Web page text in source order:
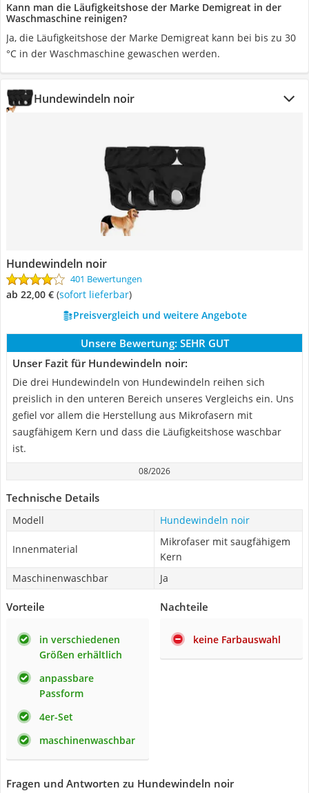
Kann man die Läufigkeitshose der Marke Demigreat in der
Waschmaschine reinigen?
Ja, die Läufigkeitshose der Marke Demigreat kann bei bis zu 30
°C in der Waschmaschine gewaschen werden.
Hundewindeln noir
Hundewindeln noir
401 Bewertungen
ab 22,00 € ( Sofort lieferbar)
Preisvergleich und weitere Angebote
Unsere Bewertung: SEHR GUT
Unser Fazit für Hundewindeln noir:
Die drei Hundewindeln von Hundewindeln reihen sich
preislich in den unteren Bereich unseres Vergleichs ein. Uns
gefiel vor allem die Herstellung aus Mikrofasern mit
saugfähigem Kern und dass die Läufigkeitshose waschbar
ist.
08/2026
Technische Details
Modell Hundewindeln noir
Innenmaterial
Mikrofaser mit saugfähigem
Kern
Maschinenwaschbar
Ja
Vorteile
in verschiedenen
Größen erhältlich
anpassbare
Passform
4er-Set
maschinenwaschbar
Nachteile
keine Farbauswahl
Fragen und Antworten zu Hundewindeln noir